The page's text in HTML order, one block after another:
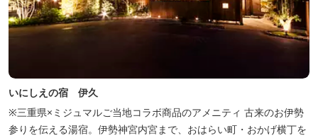
いにしえの宿 伊久
※三重県×ミジュマルご当地コラボ商品のアメニティ 古来のお伊勢
参りを伝える湯宿。伊勢神宮内宮まで、おはらい町・おかげ横丁を